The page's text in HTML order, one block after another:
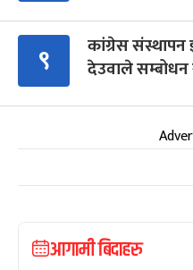
९
कांग्रेस संस्थापन
देउवाले सम्बोधन
आगामी बिदाहरु